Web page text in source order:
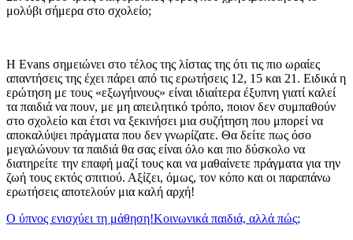
μολύβι σήμερα στο σχολείο;
Η Evans σημειώνει στο τέλος της λίστας της ότι τις πιο ωραίες
απαντήσεις της έχει πάρει από τις ερωτήσεις 12, 15 και 21. Ειδικά η
ερώτηση με τους «εξωγήινους» είναι ιδιαίτερα έξυπνη γιατί καλεί
τα παιδιά να πουν, με μη απειλητικό τρόπο, ποιον δεν συμπαθούν
στο σχολείο και έτσι να ξεκινήσει μια συζήτηση που μπορεί να
αποκαλύψει πράγματα που δεν γνωρίζατε. Θα δείτε πως όσο
μεγαλώνουν τα παιδιά θα σας είναι όλο και πιο δύσκολο να
διατηρείτε την επαφή μαζί τους και να μαθαίνετε πράγματα για την
ζωή τους εκτός σπιτιού. Αξίζει, όμως, τον κόπο και οι παραπάνω
ερωτήσεις αποτελούν μια καλή αρχή!
Ο ύπνος ενισχύει τη μάθηση!Κοινωνικά παιδιά, αλλά πώς;